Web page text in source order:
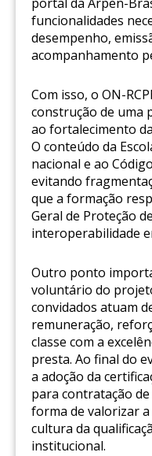
portal da Arpen-
funcionalidades
desempenho,
acompanhamento
Com isso, o ON-
construção de uma
ao fortalecimento
O conteúdo da
nacional e ao
evitando
que a formação
Geral de Proteção
interoperabilidade
Outro ponto
voluntário do
convidados atuam
remuneração,
classe com a
presta. Ao final do
a adoção da
para contratação
forma de valorizar
cultura da
institucional.